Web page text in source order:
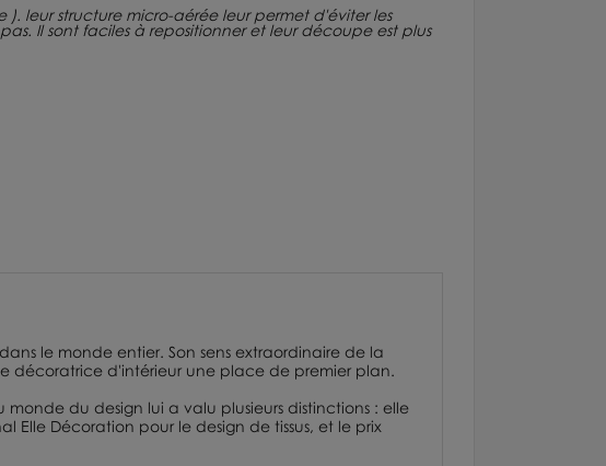
leur structure micro-aérée leur permet d'éviter les
Il sont faciles à repositionner et leur découpe est plus
le monde entier. Son sens extraordinaire de la
décoratrice d'intérieur une place de premier plan.
monde du design lui a valu plusieurs distinctions : elle
Elle Décoration pour le design de tissus, et le prix